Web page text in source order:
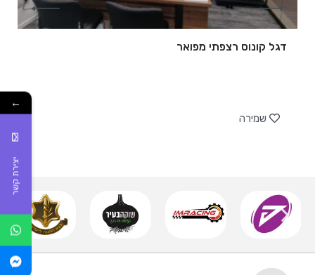
דגל קונוס רצפתי מפואר
שמירה
←
יצירת קשר